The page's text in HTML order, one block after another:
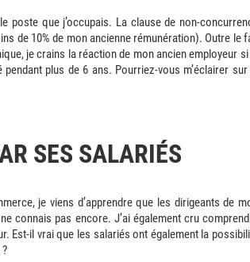
poste que j’occupais. La clause de non-
de 10% de mon ancienne rémunération). Outre le
je crains la réaction de mon ancien employeur
plus de 6 ans. Pourriez-vous m’éclairer
SES SALARIÉS
je viens d’apprendre que les dirigeants de
connais pas encore. J’ai également cru
Est-il vrai que les salariés ont également la